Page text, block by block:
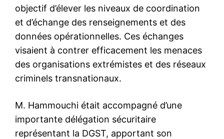
objectif d’élever les niveaux de coordination
et d’échange des renseignements et des
données opérationnelles. Ces échanges
visaient à contrer efficacement les menaces
des organisations extrémistes et des réseaux
criminels transnationaux.
M. Hammouchi était accompagné d’une
importante délégation sécuritaire
représentant la DGST, apportant son